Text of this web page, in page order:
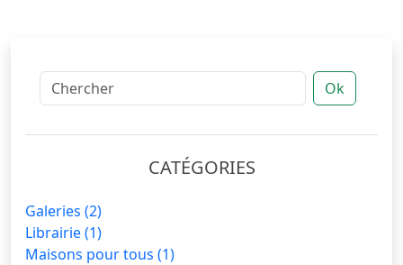
Ok
CATÉGORIES
Galeries (2)
Librairie(1)
Maisons pour tous (1)